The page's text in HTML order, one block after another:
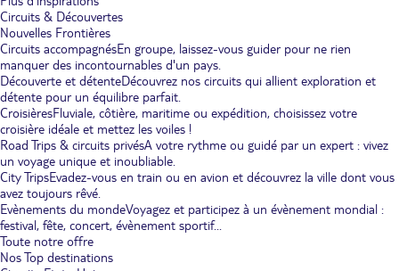
Circuits & Découvertes
Nouvelles Frontières
Circuits accompagnésEn groupe, laissez-vous guider pour ne rien
manquer des incontournables d'un pays.
Découverte et détenteDécouvrez nos circuits qui allient exploration et
détente pour un équilibre parfait.
CroisièresFluviale, côtière, maritime ou expédition, choisissez votre
croisière idéale et mettez les voiles !
Road Trips & circuits privésA votre rythme ou guidé par un expert : vivez
un voyage unique et inoubliable.
City TripsEvadez-vous en train ou en avion et découvrez la ville dont vous
avez toujours rêvé.
Evènements du mondeVoyagez et participez à un évènement mondial :
festival, fête, concert, évènement sportif...
Toute notre offre
Nos Top destinations